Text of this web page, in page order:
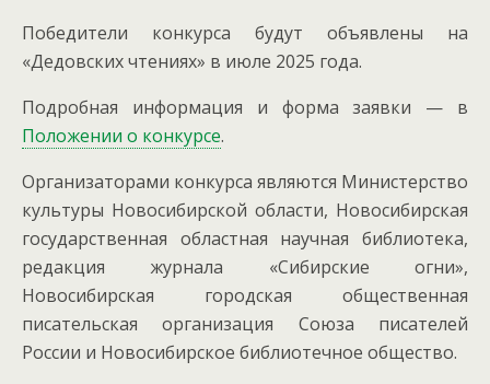
Победители конкурса будут объявлены на
«Дедовских чтениях» в июле 2025 года.
Подробная информация и форма заявки — в
Положении о конкурсе.
Организаторами конкурса являются Министерство
культуры Новосибирской области, Новосибирская
государственная областная научная библиотека,
редакция журнала «Сибирские огни»,
Новосибирская городская общественная
писательская организация Союза писателей
России и Новосибирское библиотечное общество.